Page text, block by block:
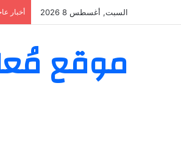
السبت, أغسطس 8 2026 أخبار
موقع